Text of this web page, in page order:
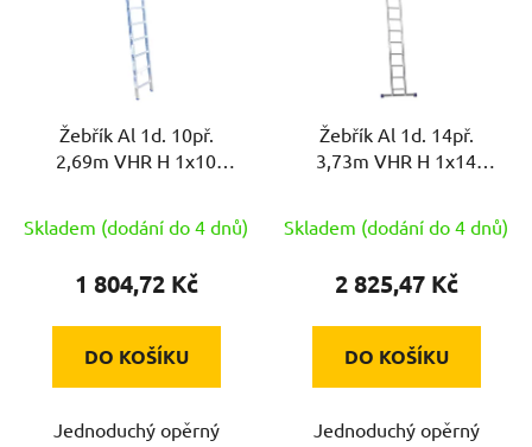
k
Žebřík Al 1d. 10př.
2,69m VHR H 1x10
Skladem (dodání do 4 dnů)
1 804,72 Kč
DO KOŠÍKU
Jednoduchý opěrný
Žebřík Al 1d. 14př.
3,73m VHR H 1x14
Skladem (dodání do 4 dnů)
2 825,47 Kč
DO KOŠÍKU
Jednoduchý opěrný